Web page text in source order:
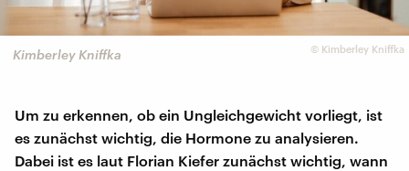
© Kimberley Kniffka
Kimberley Kniffka
Um zu erkennen, ob ein Ungleichgewicht vorliegt, ist
es zunächst wichtig, die Hormone zu analysieren.
Dabei ist es laut Florian Kiefer zunächst wichtig, wann